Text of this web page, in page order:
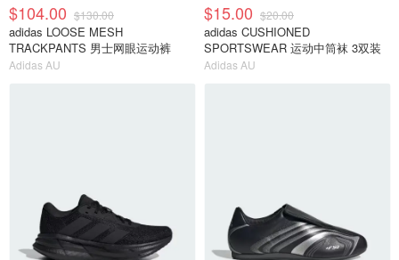
$104.00 $130.00
adidas LOOSE MESH
TRACKPANTS 男士网眼运动裤
Adidas AU
$15.00 $20.00
adidas CUSHIONED
SPORTSWEAR 运动中筒袜 3双装
Adidas AU